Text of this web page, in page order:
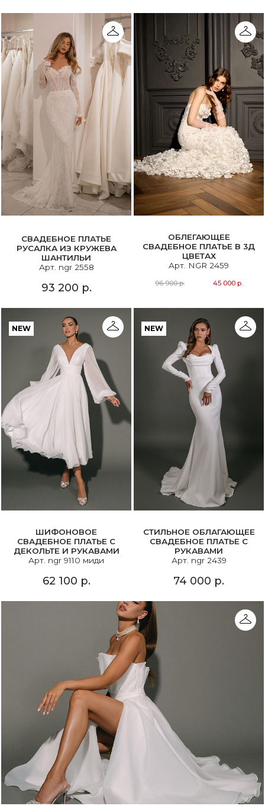
СВАДЕБНОЕ ПЛАТЬЕ
РУСАЛКА ИЗ КРУЖЕВА
ШАНТИЛЬИ
Арт. ngr 2558
93 200 р.
ОБЛЕГАЮЩЕЕ
СВАДЕБНОЕ ПЛАТЬЕ В 3Д
ЦВЕТАХ
Арт. NGR 2459
96 900 р. 45 000 р.
NEW
ШИФОНОВОЕ
СВАДЕБНОЕ ПЛАТЬЕ С
ДЕКОЛЬТЕ И РУКАВАМИ
Арт. ngr 9110 миди
62 100 р.
NEW
СТИЛЬНОЕ ОБЛАГАЮЩЕЕ
СВАДЕБНОЕ ПЛАТЬЕ С
РУКАВАМИ
Арт. ngr 2439
74 000 р.